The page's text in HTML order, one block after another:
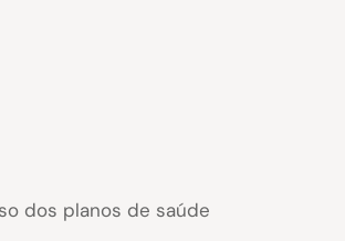
dos planos de saúde